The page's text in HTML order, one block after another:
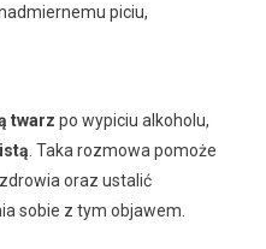
piciu,
twarz po wypiciu alkoholu,
. Taka rozmowa pomoże
oraz ustalić
sobie z tym objawem.